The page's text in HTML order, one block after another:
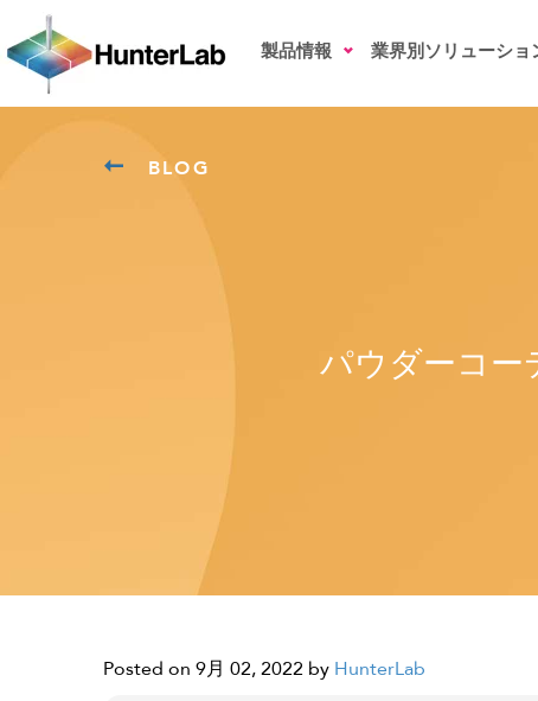
製品情報 業界別ソリューショ
BLOG
パウダーコー
Posted on 9月 02, 2022 by HunterLab